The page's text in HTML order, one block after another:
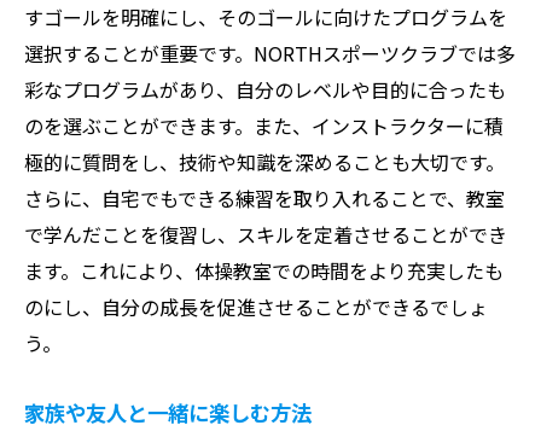
すゴールを明確にし、そのゴールに向けたプログラムを
選択することが重要です。NORTHスポーツクラブでは多
彩なプログラムがあり、自分のレベルや目的に合ったも
のを選ぶことができます。また、インストラクターに積
極的に質問をし、技術や知識を深めることも大切です。
さらに、自宅でもできる練習を取り入れることで、教室
で学んだことを復習し、スキルを定着させることができ
ます。これにより、体操教室での時間をより充実したも
のにし、自分の成長を促進させることができるでしょ
う。
家族や友人と一緒に楽しむ方法